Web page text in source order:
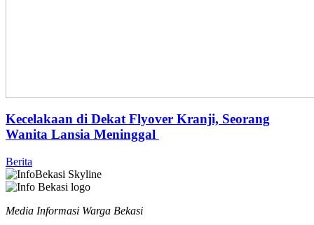
Kecelakaan di Dekat Flyover Kranji, Seorang
Wanita Lansia Meninggal
Berita
Media Informasi Warga Bekasi